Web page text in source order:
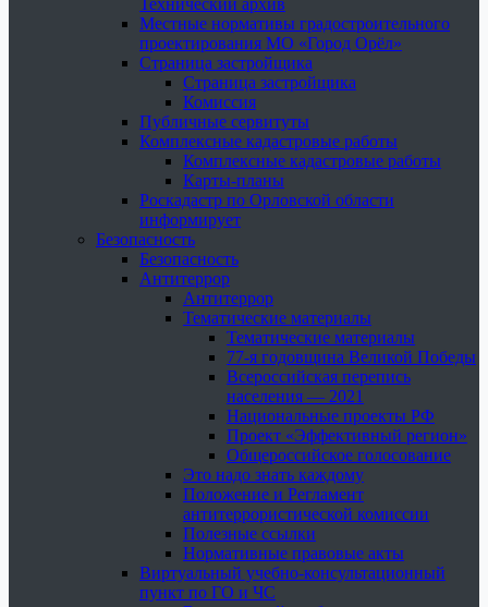
Технический архив
Местные нормативы градостроительного
проектирования МО «Город Орёл»
Страница застройщика
Страница застройщика
Комиссия
Публичные сервитуты
Комплексные кадастровые работы
Комплексные кадастровые работы
Карты-планы
Роскадастр по Орловской области
информирует
Безопасность
Безопасность
Антитеррор
Антитеррор
Тематические материалы
Тематические материалы
77-я годовщина Великой Победы
Всероссийская перепись
населения — 2021
Национальные проекты РФ
Проект «Эффективный регион»
Общероссийское голосование
Это надо знать каждому
Положение и Регламент
антитеррористической комиссии
Полезные ссылки
Нормативные правовые акты
Виртуальный учебно-консультационный
пункт по ГО и ЧС